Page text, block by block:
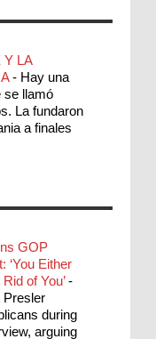
Y LA
- Hay una
se llamó
La fundaron
a finales
GOP
‘You Either
of You’-
Presler
during
arguing